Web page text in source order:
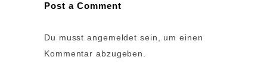
Post a Comment
Du musstangemeldet sein, um einen
Kommentar abzugeben.